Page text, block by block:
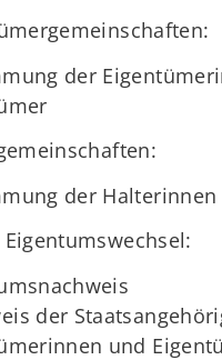
der
der
der
und